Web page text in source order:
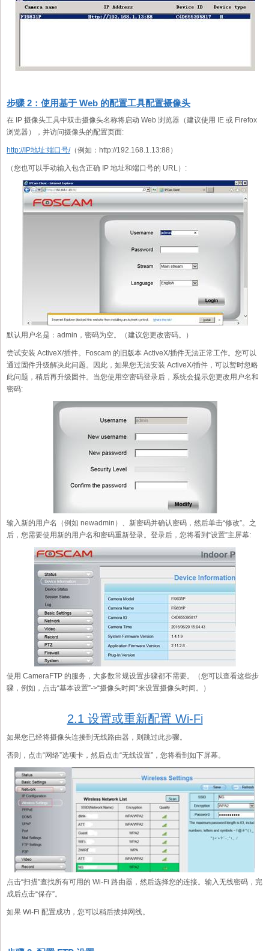
步骤 2：使用基于 Web 的配置工具配置摄像头
在 IP 摄像头工具中双击摄像头名称将启动 Web 浏览器（建议使用 IE 或 Firefox
浏览器），并访问摄像头的配置页面:
http://IP地址:端口号/（例如：http://192.168.1.13:88）
（您也可以手动输入包含正确 IP 地址和端口号的 URL）:
默认用户名是：admin，密码为空。（建议您更改密码。）
尝试安装 ActiveX/插件。Foscam 的旧版本 ActiveX/插件无法正常工作。您可以
通过固件升级解决此问题。因此，如果您无法安装 ActiveX/插件，可以暂时忽略
此问题，稍后再升级固件。当您使用空密码登录后，系统会提示您更改用户名和
密码:
输入新的用户名（例如 newadmin）、新密码并确认密码，然后单击“修改”。之
后，您需要使用新的用户名和密码重新登录。登录后，您将看到“设置”主屏幕:
使用 CameraFTP 的服务，大多数常规设置步骤都不需要。（您可以查看这些步
骤，例如，点击“基本设置”->“摄像头时间”来设置摄像头时间。）
2.1 设置或重新配置 Wi-Fi
如果您已经将摄像头连接到无线路由器，则跳过此步骤。
否则，点击“网络”选项卡，然后点击“无线设置”，您将看到如下屏幕。
点击“扫描”查找所有可用的 Wi-Fi 路由器，然后选择您的连接。输入无线密码，完
成后点击“保存”。
如果 Wi-Fi 配置成功，您可以稍后拔掉网线。